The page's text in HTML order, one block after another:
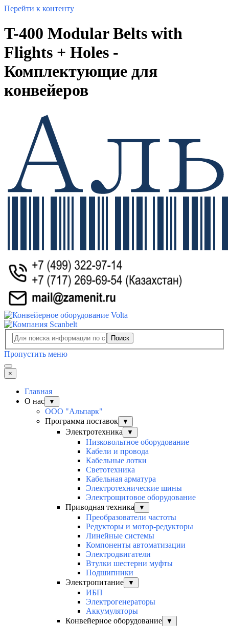
Перейти к контенту
T-400 Modular Belts with
Flights + Holes -
Комплектующие для
конвейеров
Поиск
Пропустить меню
×
Главная
О нас
▼
ООО "Альпарк"
Программа поставок
▼
Электротехника ▼
Низковольтное оборудование
Кабели и провода
Кабельные лотки
Светотехника
Кабельная арматура
Электротехнические шины
Электрощитовое оборудование
Приводная техника
▼
Преобразователи частоты
Редукторы и мотор-редукторы
Линейные системы
Компоненты автоматизации
Электродвигатели
Втулки шестерни муфты
Подшипники
Электропитание
▼
ИБП
Электрогенераторы
Аккумуляторы
Конвейерное оборудование
▼